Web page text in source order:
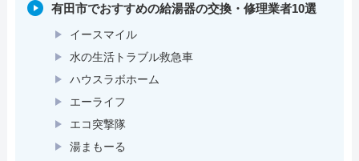
有田市でおすすめの給湯器の交換・修理業者10選
イースマイル
水の生活トラブル救急車
ハウスラボホーム
エーライフ
エコ突撃隊
湯まもーる